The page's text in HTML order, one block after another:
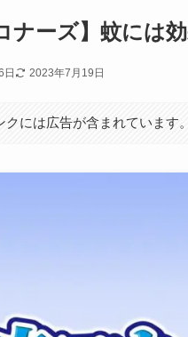
ナーズ】蚊には
日 2023年7月19日
クには広告が含まれています。